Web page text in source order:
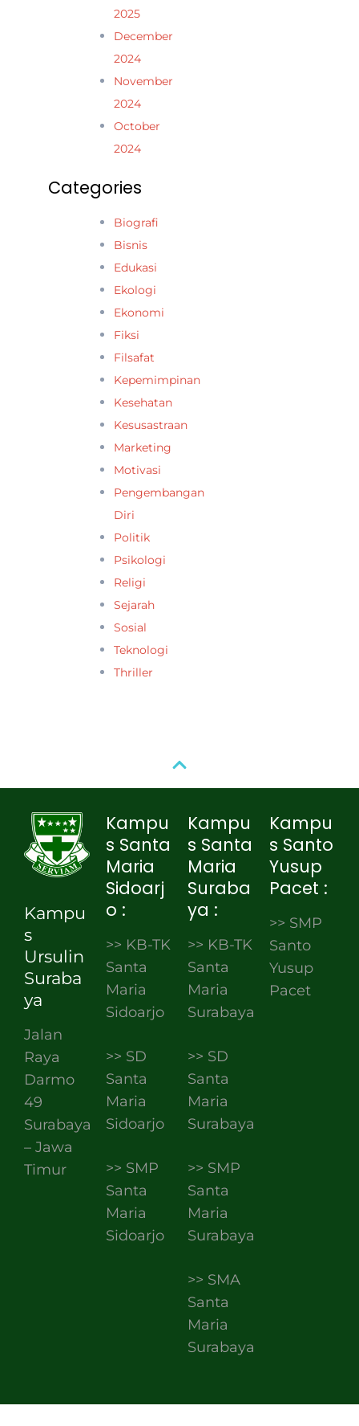
2025
December
2024
November
2024
October
2024
Categories
Biografi
Bisnis
Edukasi
Ekologi
Ekonomi
Fiksi
Filsafat
Kepemimpinan
Kesehatan
Kesusastraan
Marketing
Motivasi
Pengembangan
Diri
Politik
Psikologi
Religi
Sejarah
Sosial
Teknologi
Thriller
Kampu
s
Ursulin
Suraba
ya
Jalan
Raya
Darmo
49
Surabaya
– Jawa
Timur
Kampu
s Santa
Maria
Sidoarj
o :
>> KB-TK
Santa
Maria
Sidoarjo
>> SD
Santa
Maria
Sidoarjo
>> SMP
Santa
Maria
Sidoarjo
Kampu
s Santa
Maria
Suraba
ya :
>> KB-TK
Santa
Maria
Surabaya
>> SD
Santa
Maria
Surabaya
>> SMP
Santa
Maria
Surabaya
>> SMA
Santa
Maria
Surabaya
Kampu
s Santo
Yusup
Pacet :
>> SMP
Santo
Yusup
Pacet